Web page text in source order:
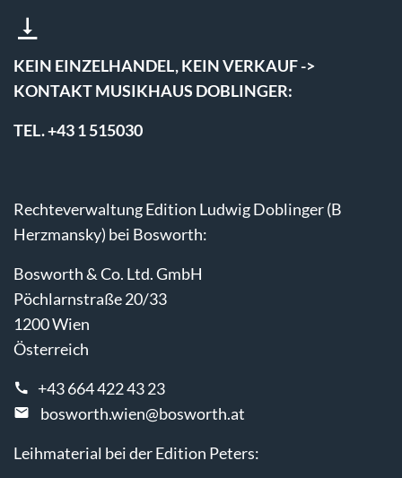
KEIN EINZELHANDEL, KEIN VERKAUF ->
KONTAKT MUSIKHAUS DOBLINGER:
TEL. +43 1 515030
Rechteverwaltung Edition Ludwig Doblinger (B
Herzmansky) bei Bosworth:
Bosworth & Co. Ltd. GmbH
Pöchlarnstraße 20/33
1200 Wien
Österreich
+43 664 422 43 23
bosworth.wien@bosworth.at
Leihmaterial bei der Edition Peters: